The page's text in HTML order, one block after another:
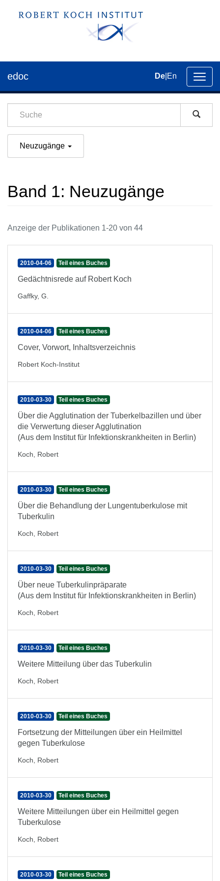
der
edoc De En
Neuzugänge
Band 1: Neuzugänge
Anzeige der Publikationen 1-20 von 44
2010-04-06 Teil eines Buches
Gedächtnisrede auf Robert Koch
Gaffky, G.
2010-04-06 Teil eines Buches
Cover, Vorwort, Inhaltsverzeichnis
Robert Koch-Institut
2010-03-30 Teil eines Buches
Über die Agglutination der Tuberkelbazillen und über
die Verwertung dieser Agglutination
(Aus dem Institut für Infektionskrankheiten in Berlin)
Koch, Robert
2010-03-30 Teil eines Buches
Über die Behandlung der Lungentuberkulose mit
Tuberkulin
Koch, Robert
2010-03-30 Teil eines Buches
Über neue Tuberkulinpräparate
(Aus dem Institut für Infektionskrankheiten in Berlin)
Koch, Robert
2010-03-30 Teil eines Buches
Weitere Mitteilung über das Tuberkulin
Koch, Robert
2010-03-30 Teil eines Buches
Fortsetzung der Mitteilungen über ein Heilmittel
gegen Tuberkulose
Koch, Robert
2010-03-30 Teil eines Buches
Weitere Mitteilungen über ein Heilmittel gegen
Tuberkulose
Koch, Robert
2010-03-30 Teil eines Buches